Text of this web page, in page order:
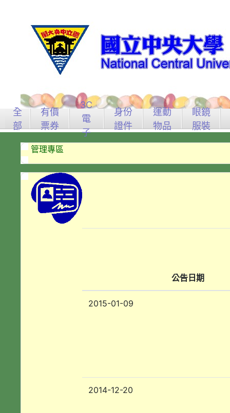
全
部
有價
票券
3C
電
子
身份
證件
運動
物品
眼鏡
服裝
管理專區
公告日期
2015-01-09
2014-12-20